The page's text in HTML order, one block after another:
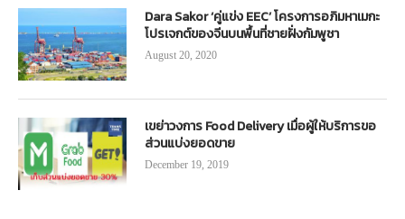
Dara Sakor ‘คู่แข่ง EEC’ โครงการอภิมหาเมกะ
โปรเจกต์ของจีนบนพื้นที่ชายฝั่งกัมพูชา
August 20, 2020
เขย่าวงการ Food Delivery เมื่อผู้ให้บริการขอ
ส่วนแบ่งยอดขาย
December 19, 2019